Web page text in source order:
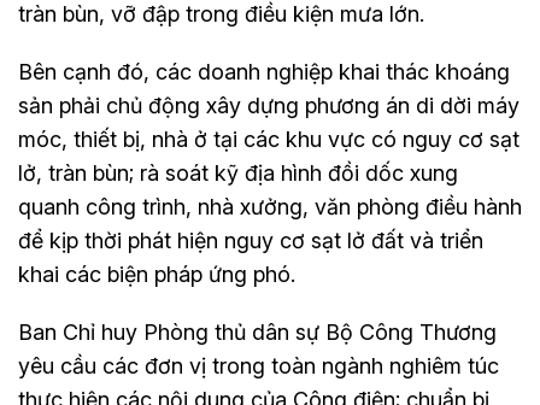
tràn bùn, vỡ đập trong điều kiện mưa lớn.
Bên cạnh đó, các doanh nghiệp khai thác khoáng
sản phải chủ động xây dựng phương án di dời máy
móc, thiết bị, nhà ở tại các khu vực có nguy cơ sạt
lở, tràn bùn; rà soát kỹ địa hình đồi dốc xung
quanh công trình, nhà xưởng, văn phòng điều hành
để kịp thời phát hiện nguy cơ sạt lở đất và triển
khai các biện pháp ứng phó.
Ban Chỉ huy Phòng thủ dân sự Bộ Công Thương
yêu cầu các đơn vị trong toàn ngành nghiêm túc